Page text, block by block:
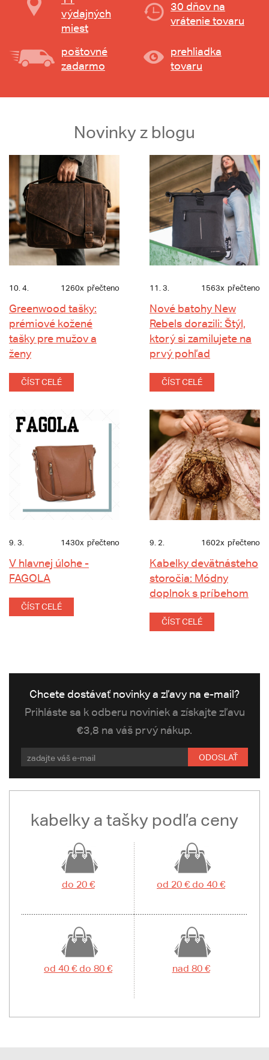
výdajných
miest
30 dňov na
vrátenie tovaru
poštovné
zadarmo
prehliadka
tovaru
Novinky z blogu
10. 4. 1260x přečteno
Greenwood tašky:
prémiové kožené
tašky pre mužov a
ženy
ČÍST CELÉ
11. 3. 1563x přečteno
Nové batohy New
Rebels dorazili: Štýl,
ktorý si zamilujete na
prvý pohľad
ČÍST CELÉ
9. 3. 1430x přečteno
V hlavnej úlohe -
FAGOLA
ČÍST CELÉ
9. 2. 1602x přečteno
Kabelky devätnásteho
storočia: Módny
doplnok s príbehom
ČÍST CELÉ
Chcete dostávať novinky a zľavy na e-mail?
Prihláste sa k odberu noviniek a získajte zľavu
€3,8 na váš prvý nákup.
ODOSLAŤ
kabelky a tašky podľa ceny
do 20 € od 20 € do 40 €
od 40 € do 80 € nad 80 €